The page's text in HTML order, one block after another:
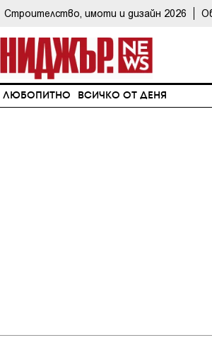
Строителство, имоти и дизайн 2026
ЛЮБОПИТНО ВСИЧКО ОТ ДЕНЯ